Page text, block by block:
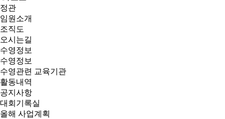
정관
임원소개
조직도
오시는길
수영정보
수영정보
수영관련 교육기관
활동내역
공지사항
대회기록실
올해 사업계획